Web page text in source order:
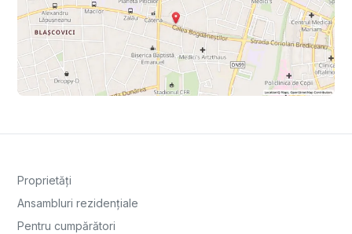
Proprietăți
Ansambluri rezidențiale
Pentru cumpărători